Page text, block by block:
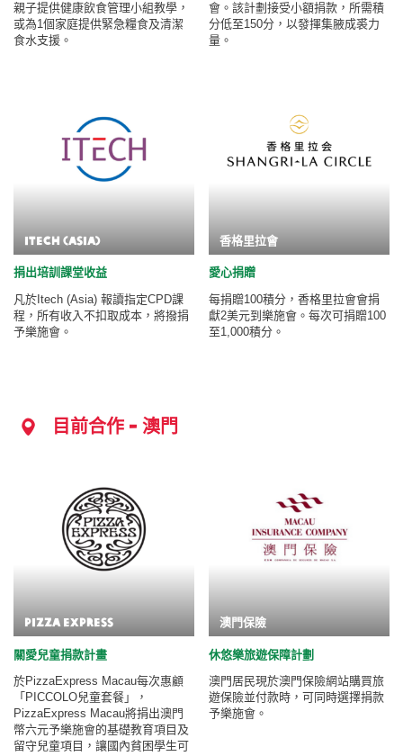
親子提供健康飲食管理小組教學，
或為1個家庭提供緊急糧食及清潔
食水支援。
會。該計劃接受小額捐款，所需積
分低至150分，以發揮集腋成裘力
量。
Itech (Asia)
捐出培訓課堂收益
凡於Itech (Asia) 報讀指定CPD課
程，所有收入不扣取成本，將撥捐
予樂施會。
香格里拉會
愛心捐贈
每捐贈100積分，香格里拉會會捐
獻2美元到樂施會。每次可捐贈100
至1,000積分。
目前合作 - 澳門
pizza express
關愛兒童捐款計畫
於PizzaExpress Macau每次惠顧
「PICCOLO兒童套餐」，
PizzaExpress Macau將捐出澳門
幣六元予樂施會的基礎教育項目及
留守兒童項目，讓國內貧困學生可
澳門保險
休悠樂旅遊保障計劃
澳門居民現於澳門保險網站購買旅
遊保險並付款時，可同時選擇捐款
予樂施會。